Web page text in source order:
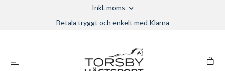
Inkl. moms
Betala tryggt och enkelt med Klarna